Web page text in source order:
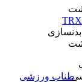
طناب ورزشی